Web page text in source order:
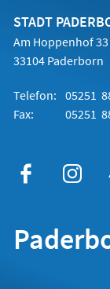
STADT
Am Hoppenhof 33
33104 Paderborn
Telefon: 05251
Fax:
05251